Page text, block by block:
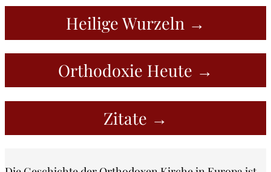
Heilige Wurzeln →
Orthodoxie Heute →
Zitate →